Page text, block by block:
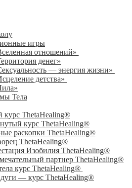
игры
отношений»
денег»
— энергия жизни»
детства»
Тела
курс ThetaHealing®
курс ThetaHealing®
раскопки ThetaHealing®
ThetaHealing®
Изобилия ThetaHealing®
партнер ThetaHealing®
курс ThetaHealing®
— курс ThetaHealing®